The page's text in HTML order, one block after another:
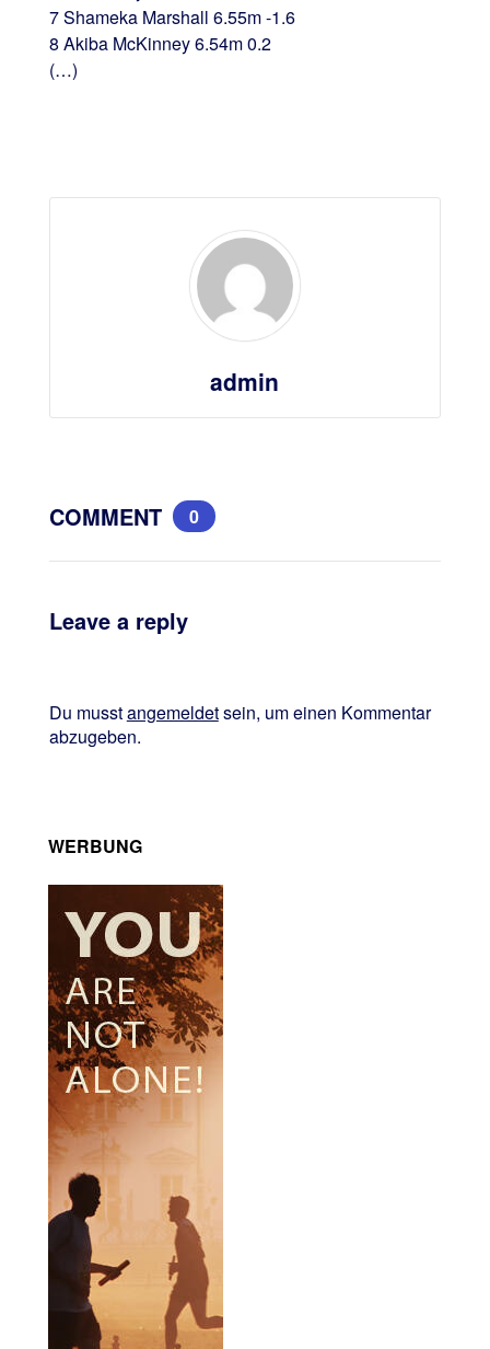
7 Shameka Marshall 6.55m -1.6
8 Akiba McKinney 6.54m 0.2
(…)
admin
COMMENT 0
Leave a reply
Du musstangemeldetsein, um einen Kommentar
abzugeben.
WERBUNG